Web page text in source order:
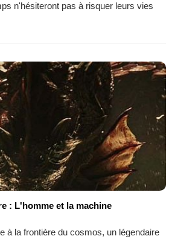
n'hésiteront pas à risquer leurs vies
: L'homme et la machine
à la frontière du cosmos, un légendaire